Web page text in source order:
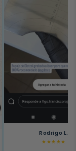
Rodrigo L.
★★★★★